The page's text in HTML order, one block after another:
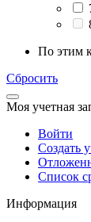
По этим
Сбросить
Моя учетная
Войти
Создать
Список
Информация